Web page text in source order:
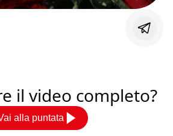
il video completo?
alla puntata